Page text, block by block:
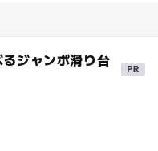
ジャンボ滑り台